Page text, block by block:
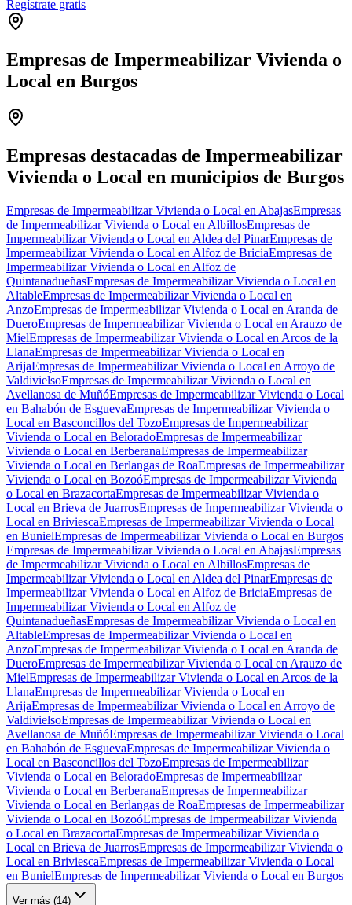
Regístrate gratis
Empresas de Impermeabilizar Vivienda o
Local en Burgos
−
Empresas destacadas de Impermeabilizar
Vivienda o Local en municipios de Burgos
Empresas de Impermeabilizar Vivienda o Local en AbajasEmpresas
de Impermeabilizar Vivienda o Local en AlbillosEmpresas de
Impermeabilizar Vivienda o Local en Aldea del PinarEmpresas de
Impermeabilizar Vivienda o Local en Alfoz de BriciaEmpresas de
Impermeabilizar Vivienda o Local en Alfoz de
QuintanadueñasEmpresas de Impermeabilizar Vivienda o Local en
AltableEmpresas de Impermeabilizar Vivienda o Local en
AnzoEmpresas de Impermeabilizar Vivienda o Local en Aranda de
DueroEmpresas de Impermeabilizar Vivienda o Local en Arauzo de
MielEmpresas de Impermeabilizar Vivienda o Local en Arcos de la
LlanaEmpresas de Impermeabilizar Vivienda o Local en
ArijaEmpresas de Impermeabilizar Vivienda o Local en Arroyo de
ValdivielsoEmpresas de Impermeabilizar Vivienda o Local en
Avellanosa de MuñóEmpresas de Impermeabilizar Vivienda o Local
en Bahabón de EsguevaEmpresas de Impermeabilizar Vivienda o
Local en Basconcillos del TozoEmpresas de Impermeabilizar
Vivienda o Local en BeloradoEmpresas de Impermeabilizar
Vivienda o Local en BerberanaEmpresas de Impermeabilizar
Vivienda o Local en Berlangas de RoaEmpresas de Impermeabilizar
Vivienda o Local en BozoóEmpresas de Impermeabilizar Vivienda
o Local en BrazacortaEmpresas de Impermeabilizar Vivienda o
Local en Brieva de JuarrosEmpresas de Impermeabilizar Vivienda o
Local en BriviescaEmpresas de Impermeabilizar Vivienda o Local
en BunielEmpresas de Impermeabilizar Vivienda o Local en Burgos
Empresas de Impermeabilizar Vivienda o Local en AbajasEmpresas
de Impermeabilizar Vivienda o Local en AlbillosEmpresas de
Impermeabilizar Vivienda o Local en Aldea del PinarEmpresas de
Impermeabilizar Vivienda o Local en Alfoz de BriciaEmpresas de
Impermeabilizar Vivienda o Local en Alfoz de
QuintanadueñasEmpresas de Impermeabilizar Vivienda o Local en
AltableEmpresas de Impermeabilizar Vivienda o Local en
AnzoEmpresas de Impermeabilizar Vivienda o Local en Aranda de
DueroEmpresas de Impermeabilizar Vivienda o Local en Arauzo de
MielEmpresas de Impermeabilizar Vivienda o Local en Arcos de la
LlanaEmpresas de Impermeabilizar Vivienda o Local en
ArijaEmpresas de Impermeabilizar Vivienda o Local en Arroyo de
ValdivielsoEmpresas de Impermeabilizar Vivienda o Local en
Avellanosa de MuñóEmpresas de Impermeabilizar Vivienda o Local
en Bahabón de EsguevaEmpresas de Impermeabilizar Vivienda o
Local en Basconcillos del TozoEmpresas de Impermeabilizar
Vivienda o Local en BeloradoEmpresas de Impermeabilizar
Vivienda o Local en BerberanaEmpresas de Impermeabilizar
Vivienda o Local en Berlangas de RoaEmpresas de Impermeabilizar
Vivienda o Local en BozoóEmpresas de Impermeabilizar Vivienda
o Local en BrazacortaEmpresas de Impermeabilizar Vivienda o
Local en Brieva de JuarrosEmpresas de Impermeabilizar Vivienda o
Local en BriviescaEmpresas de Impermeabilizar Vivienda o Local
en BunielEmpresas de Impermeabilizar Vivienda o Local en Burgos
Ver más (14)